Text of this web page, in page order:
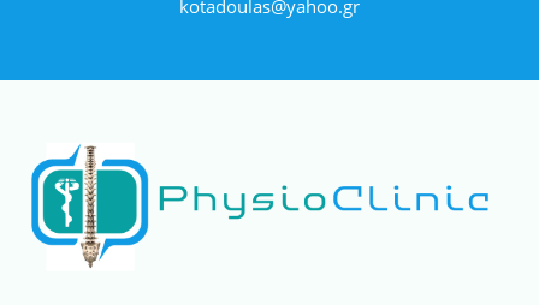
kotadoulas@yahoo.gr